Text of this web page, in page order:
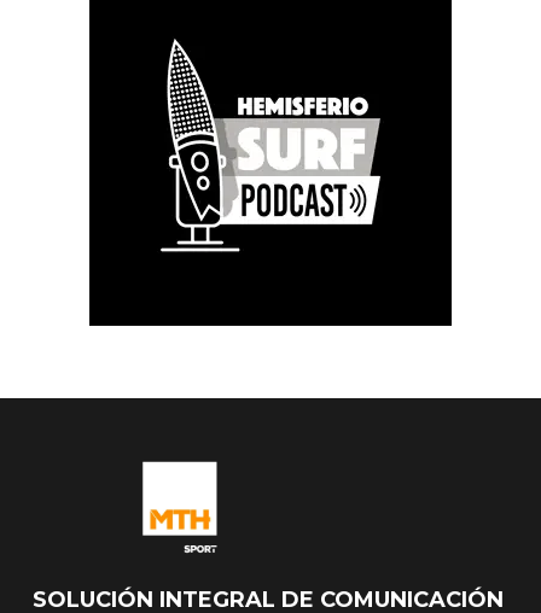
SOLUCIÓN INTEGRAL DE COMUNICACIÓN